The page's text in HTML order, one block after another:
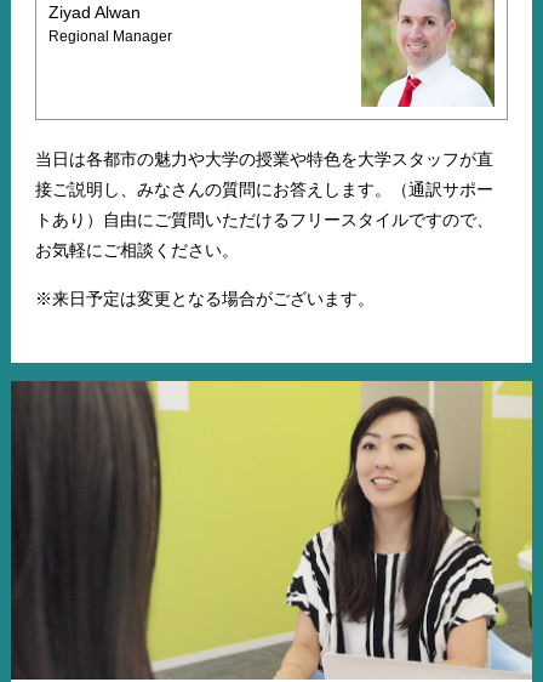
Ziyad Alwan
Regional Manager
当日は各都市の魅力や大学の授業や特色を大学スタッフが直
接ご説明し、みなさんの質問にお答えします。（通訳サポー
トあり）自由にご質問いただけるフリースタイルですので、
お気軽にご相談ください。
※来日予定は変更となる場合がございます。